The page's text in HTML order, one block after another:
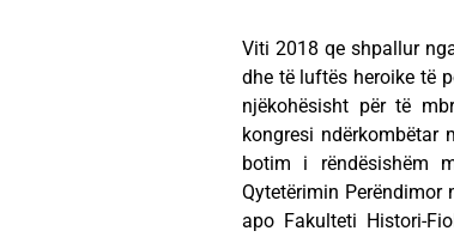
Viti 2018 qe shpallur
dhe të luftës heroike të
njëkohësisht për të
kongresi ndërkombëtar
botim i rëndësishëm
Qytetërimin Perëndimor
apo Fakulteti Histori-